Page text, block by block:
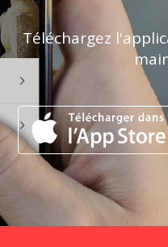
Téléchargez